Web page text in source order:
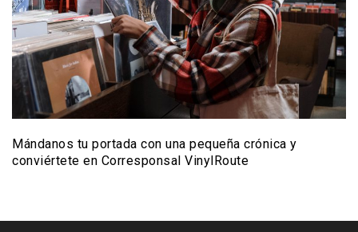
Mándanos tu portada con una pequeña crónica y
conviértete en Corresponsal VinylRoute